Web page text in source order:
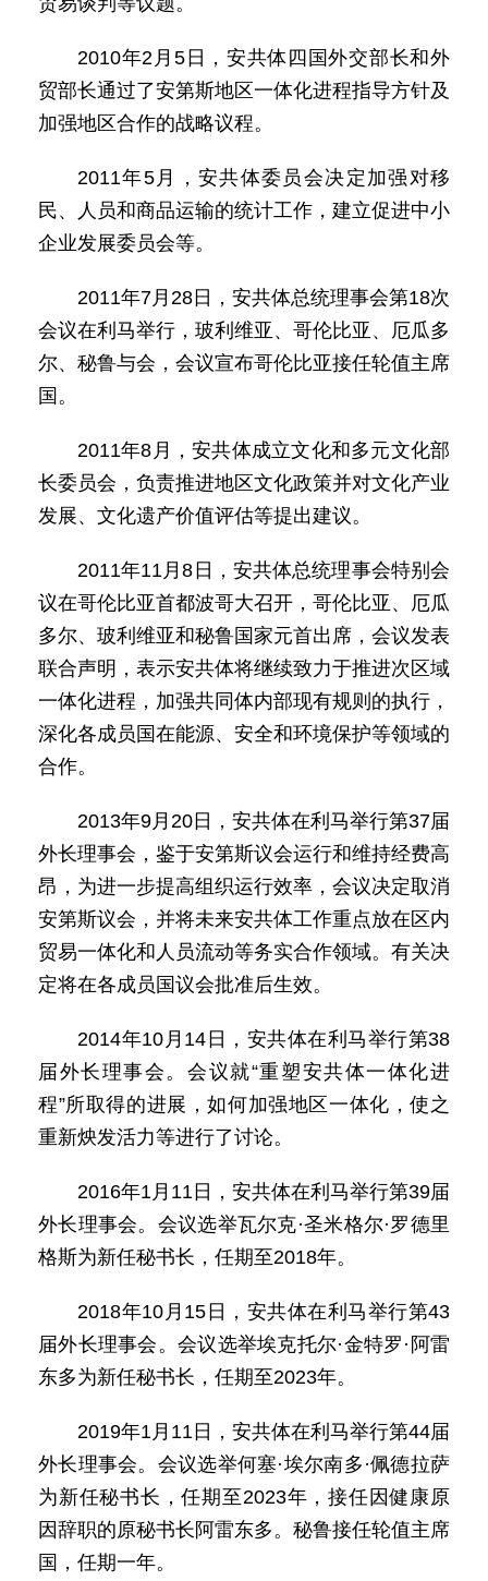
2010年2月5日，安共体四国外交部长和外
贸部长通过了安第斯地区一体化进程指导方针及
加强地区合作的战略议程。
2011年5月，安共体委员会决定加强对移
民、人员和商品运输的统计工作，建立促进中小
企业发展委员会等。
2011年7月28日，安共体总统理事会第18次
会议在利马举行，玻利维亚、哥伦比亚、厄瓜多
尔、秘鲁与会，会议宣布哥伦比亚接任轮值主席
国。
2011年8月，安共体成立文化和多元文化部
长委员会，负责推进地区文化政策并对文化产业
发展、文化遗产价值评估等提出建议。
2011年11月8日，安共体总统理事会特别会
议在哥伦比亚首都波哥大召开，哥伦比亚、厄瓜
多尔、玻利维亚和秘鲁国家元首出席，会议发表
联合声明，表示安共体将继续致力于推进次区域
一体化进程，加强共同体内部现有规则的执行，
深化各成员国在能源、安全和环境保护等领域的
合作。
2013年9月20日，安共体在利马举行第37届
外长理事会，鉴于安第斯议会运行和维持经费高
昂，为进一步提高组织运行效率，会议决定取消
安第斯议会，并将未来安共体工作重点放在区内
贸易一体化和人员流动等务实合作领域。有关决
定将在各成员国议会批准后生效。
2014年10月14日，安共体在利马举行第38
届外长理事会。会议就“重塑安共体一体化进
程”所取得的进展，如何加强地区一体化，使之
重新炴发活力等进行了讨论。
2016年1月11日，安共体在利马举行第39届
外长理事会。会议选举瓦尔克·圣米格尔·罗德里
格斯为新任秘书长，任期至2018年。
2018年10月15日，安共体在利马举行第43
届外长理事会。会议选举埃克托尔·金特罗·阿雷
东多为新任秘书长，任期至2023年。
2019年1月11日，安共体在利马举行第44届
外长理事会。会议选举何塞·埃尔南多·佩德拉萨
为新任秘书长，任期至2023年，接任因健康原
因辞职的原秘书长阿雷东多。秘鲁接任轮值主席
国，任期一年。